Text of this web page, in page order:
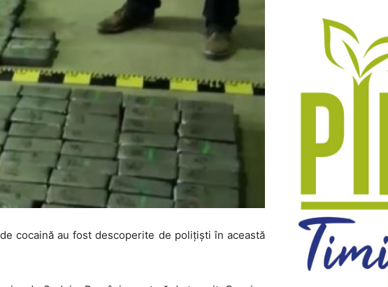
cocaină au fost descoperite de poliţişti în această